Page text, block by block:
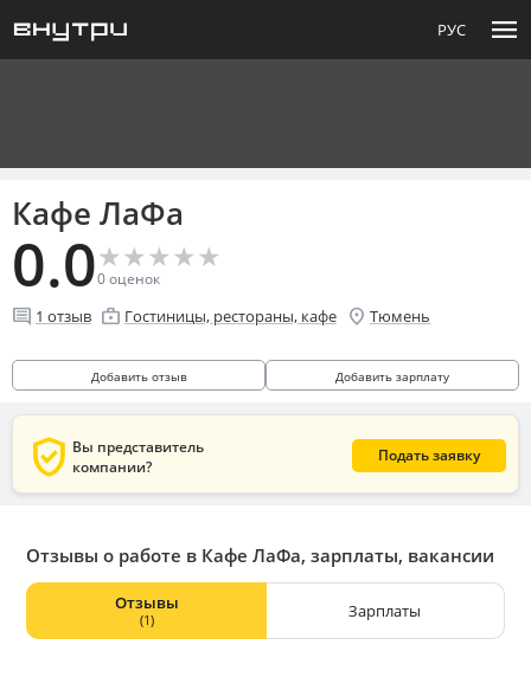
РУС menu
Кафе ЛаФа
0.0★
★★
★★
★★
★★
★
0оценок
comment 1 отзыв enterprise Гостиницы, рестораны, кафе location_on Тюмень
Добавить отзыв Добавить зарплату
verified_user Вы представитель
компании?
Подать заявку
Отзывы о работе в Кафе ЛаФа, зарплаты, вакансии
Отзывы
(1) Зарплаты